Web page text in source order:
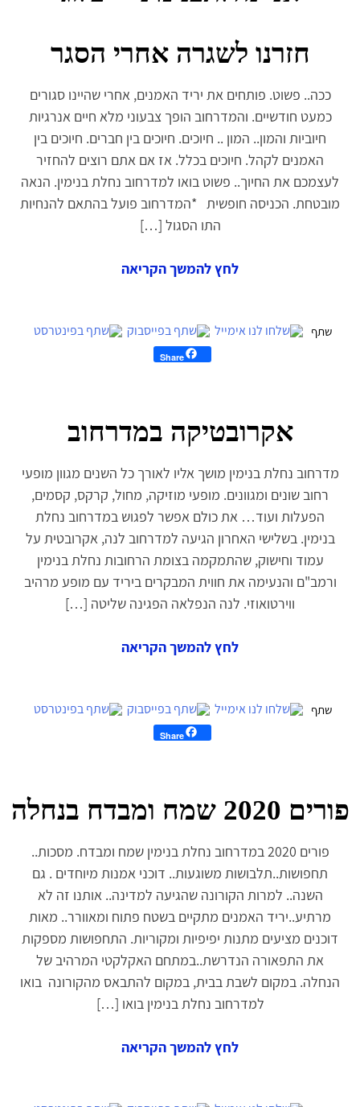
חזרנו לשגרה אחרי הסגר
ככה.. פשוט. פותחים את יריד האמנים, אחרי שהיינו סגורים
כמעט חודשיים. והמדרחוב הופך צבעוני מלא חיים אנרגיות
חיוביות והמון.. המון .. חיוכים. חיוכים בין חברים. חיוכים בין
האמנים לקהל. חיוכים בכלל. אז אם אתם רוצים להחזיר
לעצמכם את החיוך.. פשוט בואו למדרחוב נחלת בנימין. הנאה
מובטחת. הכניסה חופשית *המדרחוב פועל בהתאם להנחיות
התו הסגול […]
לחץ להמשך הקריאה
Share
אקרובטיקה במדרחוב
מדרחוב נחלת בנימין מושך אליו לאורך כל השנים מגוון מופעי
רחוב שונים ומגוונים. מופעי מוזיקה, מחול, קרקס, קסמים,
הפעלות ועוד… את כולם אפשר לפגוש במדרחוב נחלת
בנימין. בשלישי האחרון הגיעה למדרחוב לנה, אקרובטית על
עמוד וחישוק, שהתמקמה בצומת הרחובות נחלת בנימין
ורמב"ם והנעימה את חווית המבקרים ביריד עם מופע מרהיב
ווירטואוזי. לנה הנפלאה הפגינה שליטה […]
לחץ להמשך הקריאה
Share
פורים 2020 שמח ומבדח בנחלה
פורים 2020 במדרחוב נחלת בנימין שמח ומבדח. מסכות..
תחפושות..תלבושות משוגעות.. דוכני אמנות מיוחדים . גם
השנה.. למרות הקורונה שהגיעה למדינה.. אותנו זה לא
מרתיע..יריד האמנים מתקיים בשטח פתוח ומאוורר.. מאות
דוכנים מציעים מתנות יפיפיות ומקוריות. התחפושות מספקות
את התפאורה הנדרשת..במתחם האקלקטי המרהיב של
הנחלה. במקום לשבת בבית, במקום להתבאס מהקורונה בואו
למדרחוב נחלת בנימין בואו […]
לחץ להמשך הקריאה